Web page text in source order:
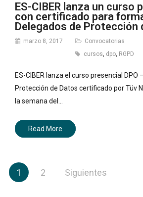
ES-CIBER lanza un curso
con certificado para
Delegados de Protección
marzo 8, 2017
Convocatorias
cursos, dpo, RGPD
ES-CIBER lanza el curso presencial DPO
Protección de Datos certificado por Tüv
la semana del…
Read More
Paginación
de
1 2 Siguientes